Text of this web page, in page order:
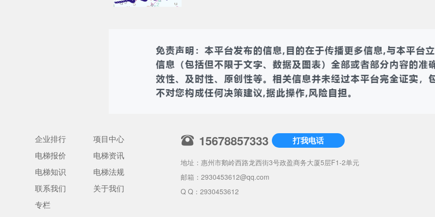
企业排行
项目中心
电梯报价
电梯资讯
电梯知识
电梯法规
联系我们
关于我们
专栏
15678857333 打我电话
地址：惠州市鹅岭西路龙西街3号政盈商务大厦5层F1-2单元
邮箱： 2930453612@qq.com
Q Q：2930453612